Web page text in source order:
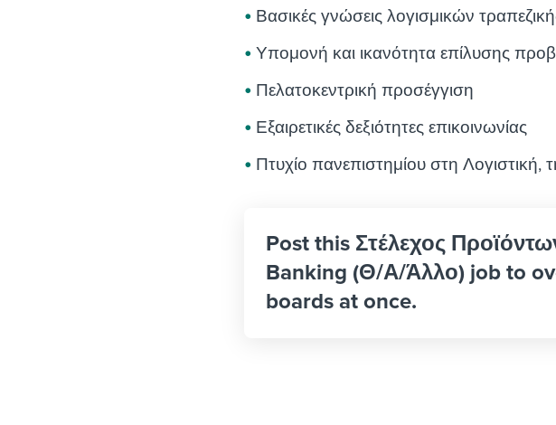
Βασικές γνώσεις λογισμικών
Υπομονή και ικανότητα επίλυσης
Πελατοκεντρική προσέγγιση
Εξαιρετικές δεξιότητες επικοινωνίας
Πτυχίο πανεπιστημίου στη Λογιστική,
Post this Στέλεχος
Banking (Θ/Α/Άλλο) job to
boards at once.